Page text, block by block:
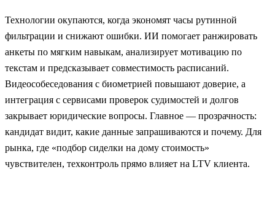
Технологии окупаются, когда экономят часы рутинной
фильтрации и снижают ошибки. ИИ помогает ранжировать
анкеты по мягким навыкам, анализирует мотивацию по
текстам и предсказывает совместимость расписаний.
Видеособеседования с биометрией повышают доверие, а
интеграция с сервисами проверок судимостей и долгов
закрывает юридические вопросы. Главное — прозрачность:
кандидат видит, какие данные запрашиваются и почему. Для
рынка, где «подбор сиделки на дому стоимость»
чувствителен, техконтроль прямо влияет на LTV клиента.